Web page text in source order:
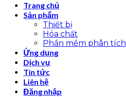
Trang chủ
Sản phẩm
Thiết bị
Hóa chất
Phần mềm phân tích
Ứng dụng
Dịch vụ
Tin tức
Liên hệ
Đăng nhập